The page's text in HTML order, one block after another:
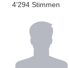
4’294 Stimmen